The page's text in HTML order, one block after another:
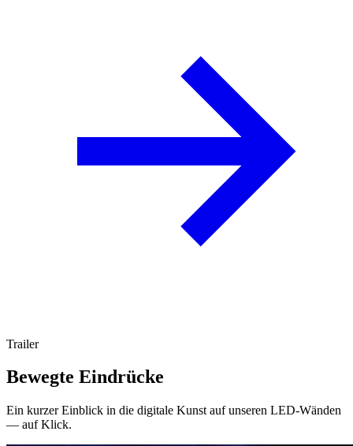
Trailer
Bewegte Eindrücke
Ein kurzer Einblick in die digitale Kunst auf unseren LED-Wänden
— auf Klick.